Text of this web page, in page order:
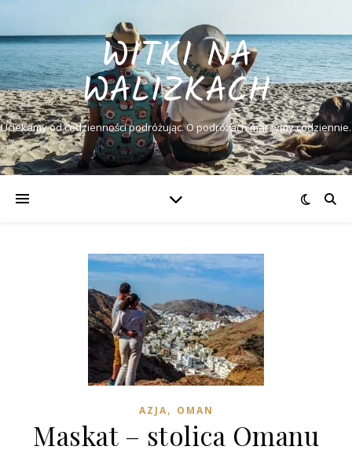
WITKI NA
WALIZKACH
Uciekamy od codzienności podróżując. O podróżach marzymy codziennie.
AZJA, OMAN
Maskat – stolica Omanu